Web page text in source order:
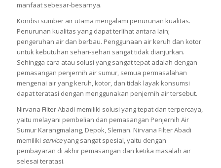
manfaat sebesar-besarnya.
Kondisi sumber air utama mengalami penurunan kualitas.
Penurunan kualitas yang dapat terlihat antara lain;
pengeruhan air dan berbau. Penggunaan air keruh dan kotor
untuk kebutuhan sehari-sehari sangat tidak dianjurkan.
Sehingga cara atau solusi yang sangat tepat adalah dengan
pemasangan penjernih air sumur, semua permasalahan
mengenai air yang keruh, kotor, dan tidak layak konsumsi
dapat teratasi dengan menggunakan penjernih air tersebut.
Nirvana Filter Abadi memiliki solusi yang tepat dan terpercaya,
yaitu melayani pembelian dan pemasangan Penjernih Air
Sumur Karangmalang, Depok, Sleman. Nirvana Filter Abadi
memiliki serviceyang sangat spesial, yaitu dengan
pembayaran di akhir pemasangan dan ketika masalah air
selesai teratasi.